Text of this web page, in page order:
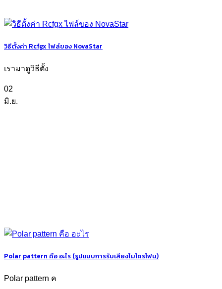
วิธีตั้งค่า Rcfgx ไฟล์ของ NovaStar
เรามาดูวิธีตั้ง
02
มิ.ย.
Polar pattern คือ อะไร (รูปแบบการรับเสียงไมโครโฟน)
Polar pattern ค